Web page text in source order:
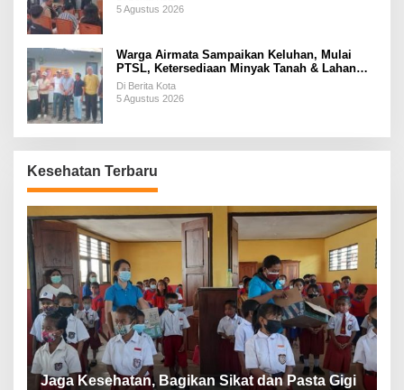
5 Agustus 2026
Warga Airmata Sampaikan Keluhan, Mulai
PTSL, Ketersediaan Minyak Tanah & Lahan
Pemakaman
Di Berita Kota
5 Agustus 2026
Kesehatan Terbaru
Jaga Kesehatan, Bagikan Sikat dan Pasta Gigi